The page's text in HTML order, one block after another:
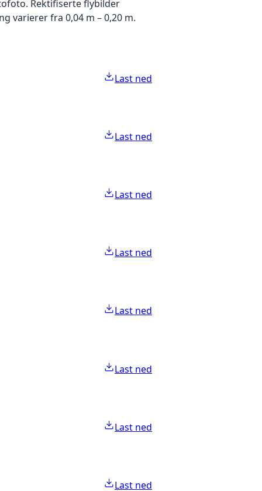
Rektifiserte flybilder
varierer fra 0,04 m – 0,20 m.
Last ned
Last ned
Last ned
Last ned
Last ned
Last ned
Last ned
Last ned